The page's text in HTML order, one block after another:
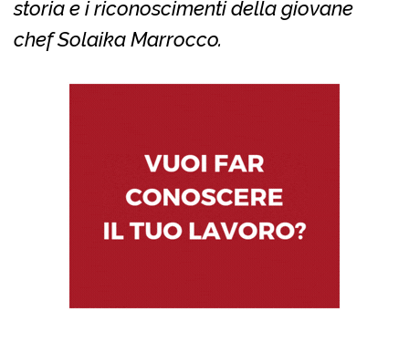
storia e i riconoscimenti della giovane
chef Solaika Marrocco.